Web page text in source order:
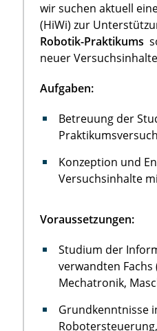
wir suchen aktuell
(HiWi) zur
Robotik-Praktikums
neuer
Aufgaben:
Betreuung der
Konzeption und
Versuchsinhalte
Voraussetzungen:
Studium der
verwandten Fachs
Mechatronik,
Grundkenntnisse